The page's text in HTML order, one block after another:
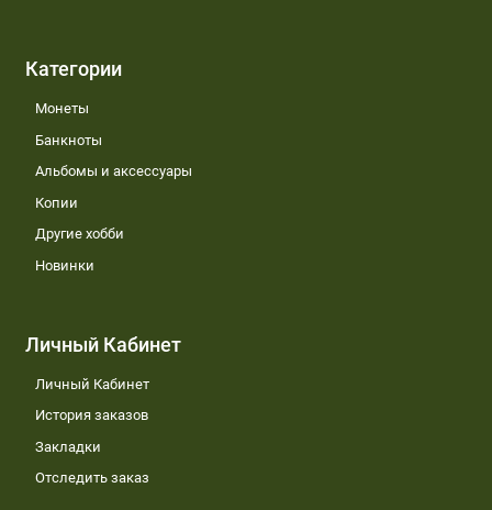
Категории
Монеты
Банкноты
Альбомы и аксессуары
Копии
Другие хобби
Новинки
Личный Кабинет
Личный Кабинет
История заказов
Закладки
Отследить заказ